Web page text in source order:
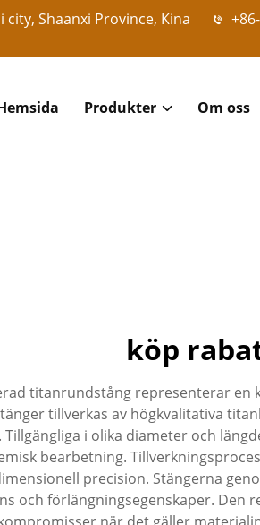
Shaanxi Province, Kina
Produkter Om oss
köp
titanrundstång representerar en
tillverkas av högkvalitativa
i olika diameter och
bearbetning.
precision. Stängerna
och förlängningsegenskaper.